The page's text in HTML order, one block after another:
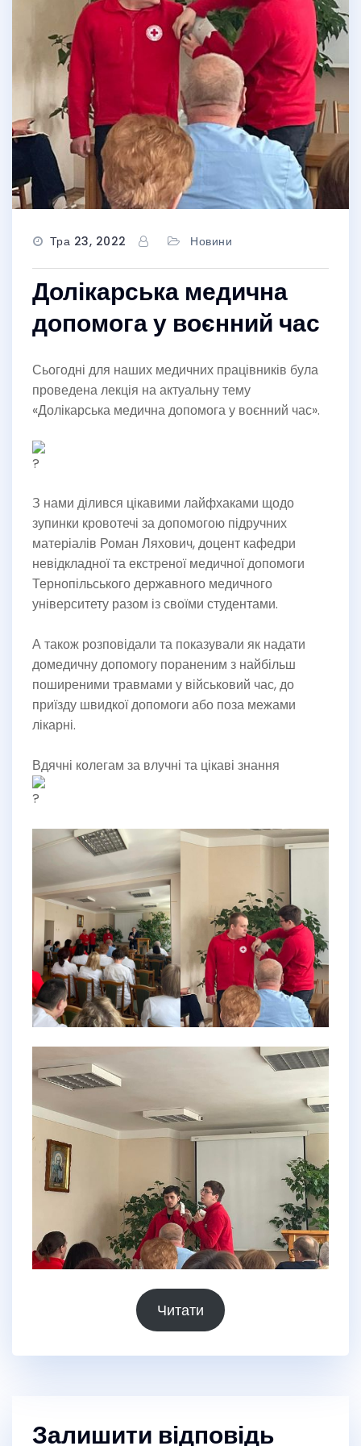
Тра 23, 2022 Новини
Долікарська медична
допомога у воєнний час
Сьогодні для наших медичних працівників була
проведена лекція на актуальну тему
«Долікарська медична допомога у воєнний час».
З нами ділився цікавими лайфхаками щодо
зупинки кровотечі за допомогою підручних
матеріалів Роман Ляхович, доцент кафедри
невідкладної та екстреної медичної допомоги
Тернопільського державного медичного
університету разом із своїми студентами.
А також розповідали та показували як надати
домедичну допомогу пораненим з найбільш
поширеними травмами у військовий час, до
приїзду швидкої допомоги або поза межами
лікарні.
Вдячні колегам за влучні та цікаві знання
Читати
Залишити відповідь